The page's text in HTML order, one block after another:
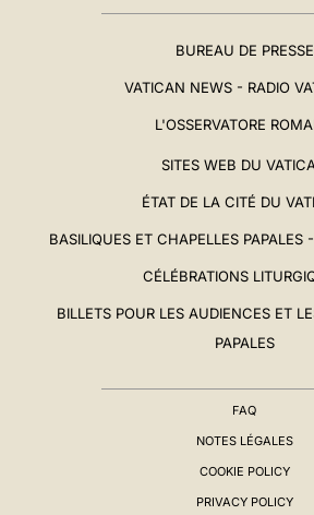
BUREAU DE PRESSE
VATICAN NEWS - RADIO
L'OSSERVATORE
SITES WEB DU
ÉTAT DE LA CITÉ DU
BASILIQUES ET CHAPELLES PAPALES
CÉLÉBRATIONS
BILLETS POUR LES AUDIENCES ET
PAPALES
FAQ
NOTES LÉGALES
COOKIE POLICY
PRIVACY POLICY